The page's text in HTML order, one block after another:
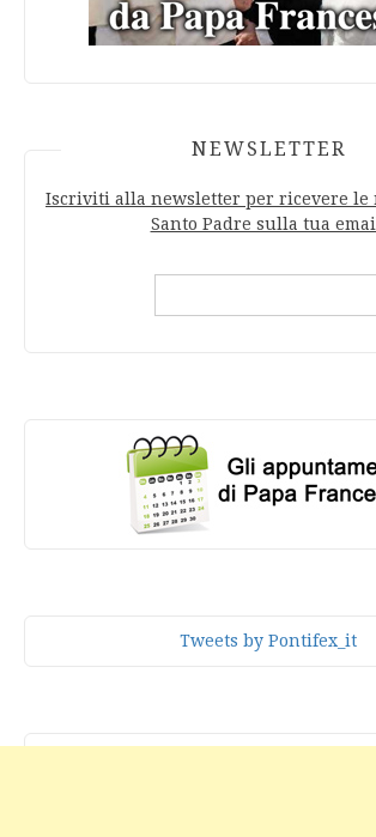
NEWSLETTER
Iscriviti alla newsletter per ricevere le
Santo Padre sulla tua
Tweets by Pontifex_it